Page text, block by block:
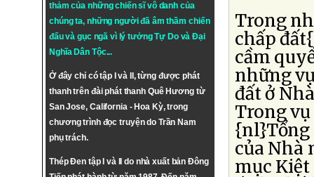
thảm của những chiến sĩ vô danh của
chúng ta, những người đã âm thầm chiến
đấu và gục ngã vì lý tưởngTự DovàĐại
Nghĩa Dân Tộc...
Ở đây chỉ có tập I và II, từng được phát
thanh trên đài phát thanh Quê Hương từ
San Jose, California - Hoa Kỳ, trong
chương trình đọc truyện do Trần Nam
phụ trách.
Thép Đen tập I và II do nhà xuất bản Đông
Trong
chấp
cầm
những
đất ở
Trong
{nl}Tổng
của Nhà
mục